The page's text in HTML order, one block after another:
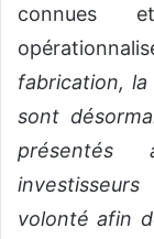
connues
fabrication,
sont
présentés
volonté afin